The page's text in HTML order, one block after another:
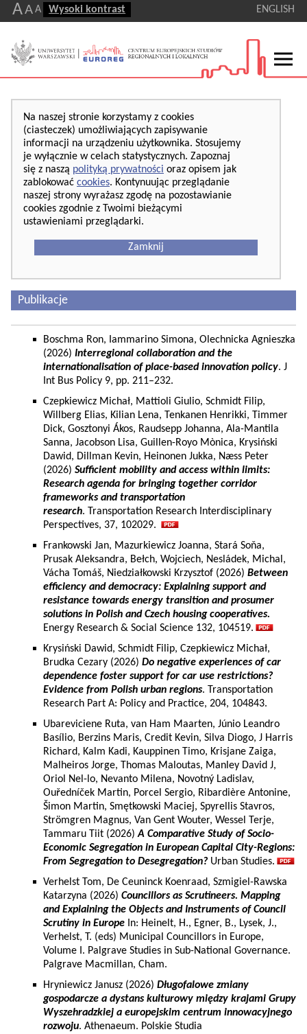
AA A Wysoki kontrast ENGLISH
Na naszej stronie korzystamy z cookies
(ciasteczek) umożliwiających zapisywanie
informacji na urządzeniu użytkownika. Stosujemy
je wyłącznie w celach statystycznych. Zapoznaj
się z naszą polityką prywatności oraz opisem jak
zablokować cookies. Kontynuując przeglądanie
naszej strony wyrażasz zgodę na pozostawianie
cookies zgodnie z Twoimi bieżącymi
ustawieniami przeglądarki.
Zamknij
Publikacje
Boschma Ron, Iammarino Simona, Olechnicka Agnieszka
(2026) Interregional collaboration and the
internationalisation of place-based innovation policy. J
Int Bus Policy 9, pp. 211–232.
Czepkiewicz Michał, Mattioli Giulio, Schmidt Filip,
Willberg Elias, Kilian Lena, Tenkanen Henrikki, Timmer
Dick, Gosztonyi Ákos, Raudsepp Johanna, Ala-Mantila
Sanna, Jacobson Lisa, Guillen-Royo Mònica, Krysiński
Dawid, Dillman Kevin, Heinonen Jukka, Næss Peter
(2026) Sufficient mobility and access within limits:
Research agenda for bringing together corridor
frameworks and transportation
research. Transportation Research Interdisciplinary
Perspectives, 37, 102029.
Frankowski Jan, Mazurkiewicz Joanna, Stará Soňa,
Prusak Aleksandra, Bełch, Wojciech, Nesládek, Michal,
Vácha Tomáš, Niedziałkowski Krzysztof (2026) Between
efficiency and democracy: Explaining support and
resistance towards energy transition and prosumer
solutions in Polish and Czech housing cooperatives.
Energy Research & Social Science 132, 104519.
Krysiński Dawid, Schmidt Filip, Czepkiewicz Michał,
Brudka Cezary (2026) Do negative experiences of car
dependence foster support for car use restrictions?
Evidence from Polish urban regions. Transportation
Research Part A: Policy and Practice, 204, 104843.
Ubareviciene Ruta, van Ham Maarten, Júnio Leandro
Basílio, Berzins Maris, Credit Kevin, Silva Diogo, J Harris
Richard, Kalm Kadi, Kauppinen Timo, Krisjane Zaiga,
Malheiros Jorge, Thomas Maloutas, Manley David J,
Oriol Nel-lo, Nevanto Milena, Novotný Ladislav,
Ouředníček Martin, Porcel Sergio, Ribardière Antonine,
Šimon Martin, Smętkowski Maciej, Spyrellis Stavros,
Strömgren Magnus, Van Gent Wouter, Wessel Terje,
Tammaru Tiit (2026)A Comparative Study of Socio-
Economic Segregation in European Capital City-Regions:
From Segregation to Desegregation? Urban Studies.
Verhelst Tom, De Ceuninck Koenraad, Szmigiel-Rawska
Katarzyna (2026) Councillors as Scrutineers. Mapping
and Explaining the Objects and Instruments of Council
Scrutiny in Europe In: Heinelt, H., Egner, B., Lysek, J.,
Verhelst, T. (eds) Municipal Councillors in Europe,
Volume I. Palgrave Studies in Sub-National Governance.
Palgrave Macmillan, Cham.
Hryniewicz Janusz (2026) Długofalowe zmiany
gospodarcze a dystans kulturowy między krajami Grupy
Wyszehradzkiej a europejskim centrum innowacyjnego
rozwoju. Athenaeum. Polskie Studia